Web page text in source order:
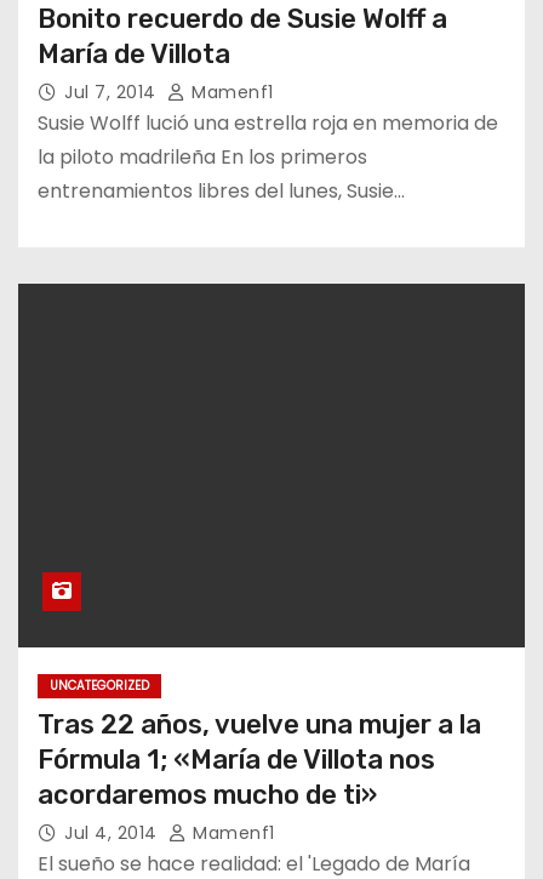
Bonito recuerdo de Susie Wolff a
María de Villota
Jul 7, 2014 Mamenf1
Susie Wolff lució una estrella roja en memoria de
la piloto madrileña En los primeros
entrenamientos libres del lunes, Susie…
UNCATEGORIZED
Tras 22 años, vuelve una mujer a la
Fórmula 1; «María de Villota nos
acordaremos mucho de ti»
Jul 4, 2014 Mamenf1
El sueño se hace realidad: el 'Legado de María